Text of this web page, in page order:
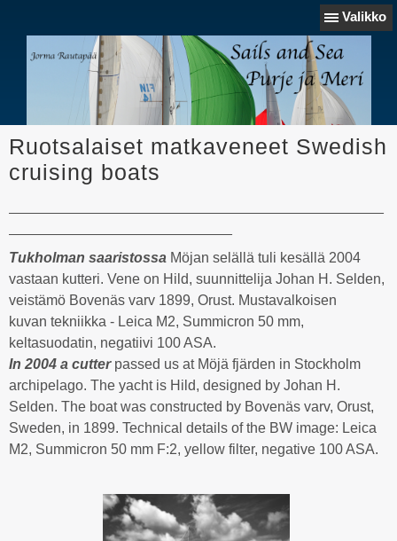
Valikko
Ruotsalaiset matkaveneet Swedish
cruising boats
Tukholman saaristossa Möjan selällä tuli kesällä 2004
vastaan kutteri. Vene on Hild, suunnittelija Johan H. Selden,
veistämö Bovenäs varv 1899, Orust. Mustavalkoisen
kuvan tekniikka - Leica M2, Summicron 50 mm,
keltasuodatin, negatiivi 100 ASA.
In 2004 a cutterpassed us at Möjä fjärden in Stockholm
archipelago. The yacht is Hild, designed by Johan H.
Selden. The boat was constructed by Bovenäs varv, Orust,
Sweden, in 1899. Technical details of the BW image: Leica
M2, Summicron 50 mm F:2, yellow filter, negative 100 ASA.